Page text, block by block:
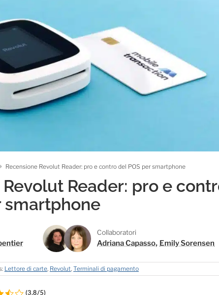
Recensione Revolut Reader: pro e contro del POS per smartphone
Reader: pro e
smartphone
Collaboratori
Adriana Capasso, Emily Sorensen
Lettore di carte, Revolut, Terminali di pagamento
(3.8/5)